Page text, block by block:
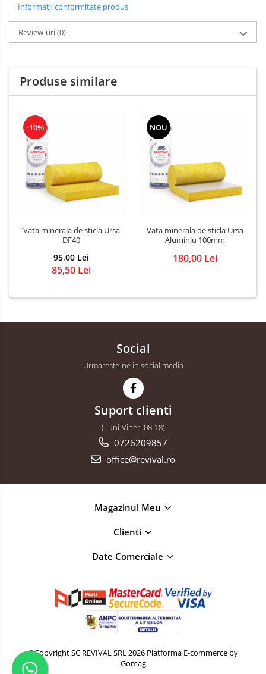
Informatii conformitate produs
Review-uri(0)
Produse similare
-10%
Vata minerala de sticla Ursa
DF40
95,00 Lei
85,50 Lei
NOU
Vata minerala de sticla Ursa
Aluminiu 100mm
180,00 Lei
Social
Urmareste-ne in social media
Suport clienti
(Luni-Vineri 08-18)
0726209857
office@revival.ro
Magazinul Meu
Clienti
Date Comerciale
©Copyright SC REVIVAL SRL 2026 Platforma E-commerce by
Gomag